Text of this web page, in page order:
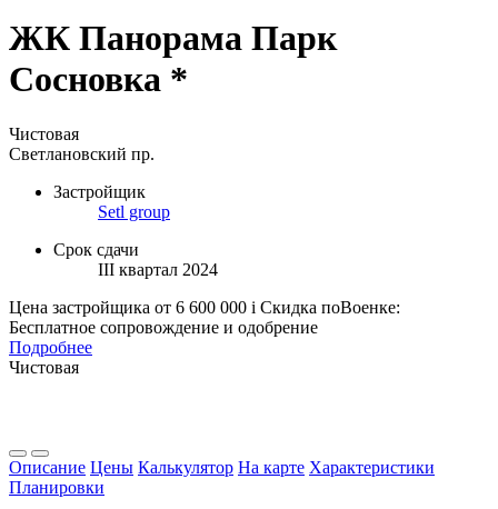
ЖК Панорама Парк
Сосновка *
Чистовая
Светлановский пр.
Застройщик
Setl group
Срок сдачи
III квартал 2024
Цена застройщика от 6 600 000 i Скидка поВоенке:
Бесплатное сопровождение и одобрение
Подробнее
Чистовая
Описание Цены Калькулятор На карте Характеристики
Планировки